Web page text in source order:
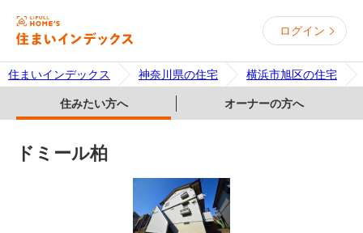
ログイン
住まいインデックス 神奈川県の住宅 横浜市旭区の住宅
住みたい方へ オーナーの方へ
ドミール柏